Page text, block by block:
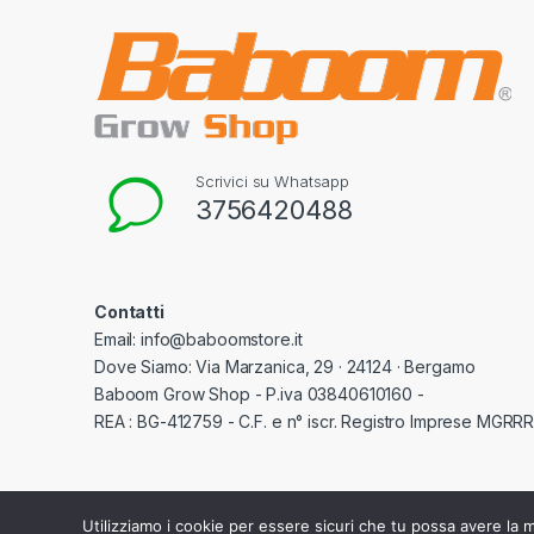
Scrivici su Whatsapp
3756420488
Contatti
Email: info@baboomstore.it
Dove Siamo: Via Marzanica, 29 · 24124 · Bergamo
Baboom Grow Shop - P.iva 03840610160 -
REA : BG-412759 - C.F. e n° iscr. Registro Imprese
Utilizziamo i cookie per essere sicuri che tu possa avere